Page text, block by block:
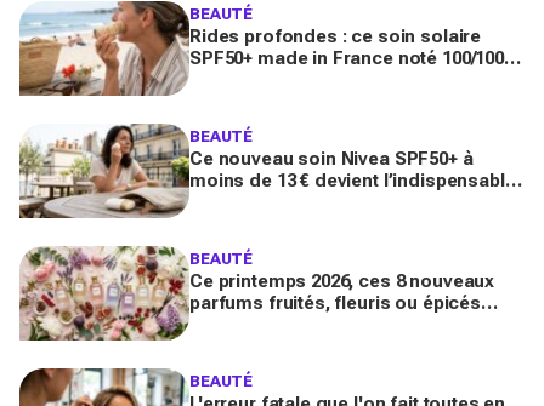
BEAUTÉ
Rides profondes : ce soin solaire
SPF50+ made in France noté 100/100
BEAUTÉ
Ce nouveau soin Nivea SPF50+ à
moins de 13 € devient l’indispensable
BEAUTÉ
Ce printemps 2026, ces 8 nouveaux
parfums fruités, fleuris ou épicés
BEAUTÉ